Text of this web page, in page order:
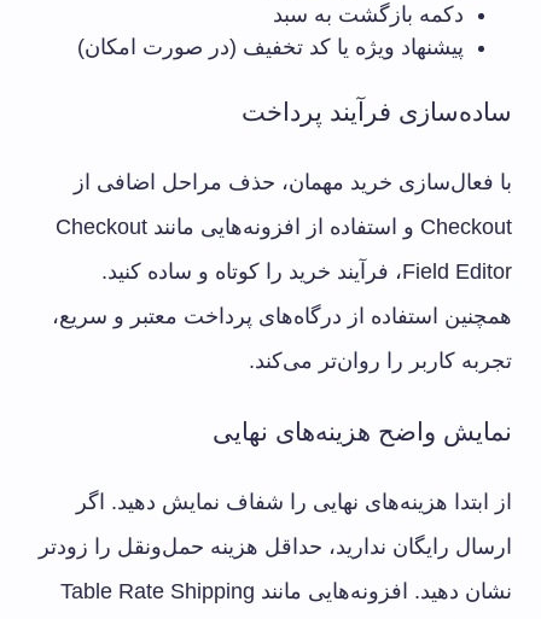
دکمه بازگشت به سبد
پیشنهاد ویژه یا کد تخفیف (در صورت امکان)
ساده‌سازی فرآیند پرداخت
با فعال‌سازی خرید مهمان، حذف مراحل اضافی از
Checkout و استفاده از افزونه‌هایی مانند Checkout
Field Editor، فرآیند خرید را کوتاه و ساده کنید.
همچنین استفاده از درگاه‌های پرداخت معتبر و سریع،
تجربه کاربر را روان‌تر می‌کند.
نمایش واضح هزینه‌های نهایی
از ابتدا هزینه‌های نهایی را شفاف نمایش دهید. اگر
ارسال رایگان ندارید، حداقل هزینه حمل‌ونقل را زودتر
نشان دهید. افزونه‌هایی مانند Table Rate Shipping